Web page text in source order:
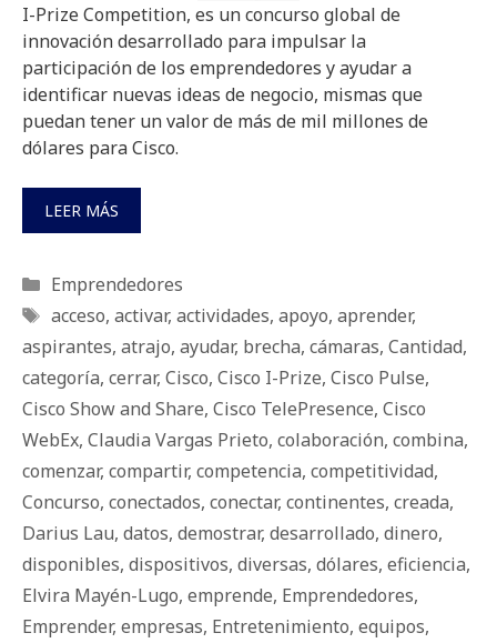
I-Prize Competition, es un concurso global de
innovación desarrollado para impulsar la
participación de los emprendedores y ayudar a
identificar nuevas ideas de negocio, mismas que
puedan tener un valor de más de mil millones de
dólares para Cisco.
LEER MÁS
Categorías
Emprendedores
Etiquetas
acceso, activar, actividades, apoyo, aprender,
aspirantes, atrajo, ayudar, brecha, cámaras, Cantidad,
categoría, cerrar, Cisco, Cisco I-Prize, Cisco Pulse,
Cisco Show and Share, Cisco TelePresence, Cisco
WebEx, Claudia Vargas Prieto, colaboración, combina,
comenzar, compartir, competencia, competitividad,
Concurso, conectados, conectar, continentes, creada,
Darius Lau, datos, demostrar, desarrollado, dinero,
disponibles, dispositivos, diversas, dólares, eficiencia,
Elvira Mayén-Lugo, emprende, Emprendedores,
Emprender, empresas, Entretenimiento, equipos,